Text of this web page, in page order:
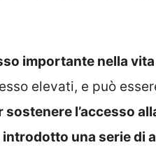
importante nella
elevati, e può
sostenere l’accesso
una serie di